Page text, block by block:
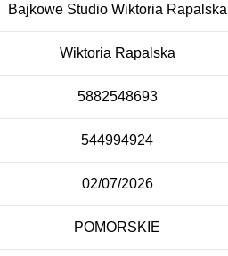
Bajkowe Studio Wiktoria Rapalska
Wiktoria Rapalska
5882548693
544994924
02/07/2026
POMORSKIE